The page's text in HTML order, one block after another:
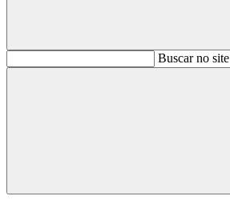
BuscarBuscar no site
Buscar